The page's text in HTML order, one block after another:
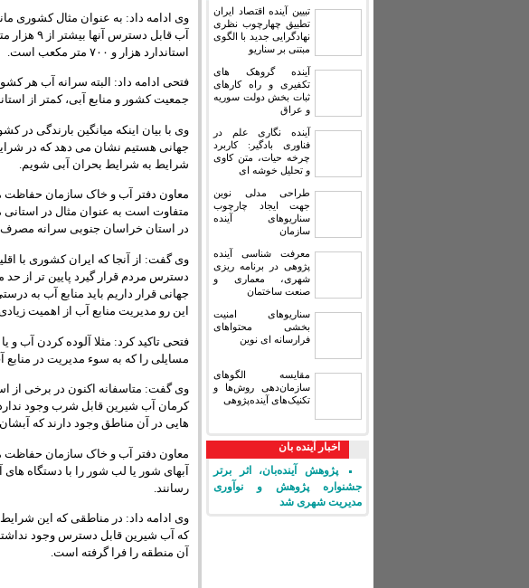
تبیین آینده اقتصاد ایران
تطبیق چهارچوب نظری
نهادگرایی جدید با الگوی
مبتنی بر سناریو
آینده گروهک های
تکفیری و راه کارهای
ثبات بخش دولت سوریه
و عراق
آینده نگاری علم در
فناوری بادگیر: کاربرد
چرخه حیات، متن کاوی
و تحلیل خوشه ای
طراحی مدلی نوین
جهت ایجاد چارچوب
سناریوهای آینده
سازمان
معرفت شناسی آینده
پژوهی در برنامه ریزی
شهری، معماری و
صنعت ساختمان
سناریوهای امنیت
بخشی محتواهای
فرارسانه ای نوین
مقایسه‏ الگوهای
سازمان‌دهی روش‌ها و
تکنیک‌های آینده‌پژوهی
اخبار آینده بان
پژوهش آینده‌بان، اثر برتر
جشنواره پژوهش و نوآوری
مدیریت شهری شد
آب قابل
استاندارد هزار و ۷۰۰ متر مکعب است.
فتحی ادامه داد: البته سرانه آب هر
جمعیت کشور و منابع آبی، کمتر از
جهانی هستیم نشان می دهد که در
شرایط به شرایط بحران آبی شویم.
معاون دفتر آب و خاک سازمان حفاظت
در استان خراسان جنوبی سرانه مصرف بین ۵۵۰ تا ۶۰۰
وی گفت: از آنجا که ایران کشوری با
دسترس مردم قرار گیرد پایین تر از حد
جهانی قرار داریم باید منابع آب به
این رو مدیریت منابع آب از اهمیت
فتحی تاکید کرد: مثلا آلوده کردن آب
مسایلی را که به سوء مدیریت در منابع
وی گفت: متاسفانه اکنون در برخی از
کرمان آب شیرین قابل شرب وجود
هایی در آن مناطق وجود دارند که
معاون دفتر آب و خاک سازمان
آبهای شور یا لب شور را با دستگاه
رسانند.
وی ادامه داد: در مناطقی که این
که آب شیرین قابل دسترس وجود
آن منطقه را فرا گرفته است.